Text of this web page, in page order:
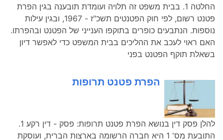
החלטה 1. בבית משפט זה תלויה ועומדת תובענה בגין הפרת
פטנט רשום, לפי חוק הפטנטים תשכ"ז - 1967, ובגין עילות
נוספות. הנתבעים כופרים בתוקפו הענייני של הפטנט ובהפרתו.
האם ראוי לעכב את ההליכים בבית המשפט כדי לאפשר דיון
בשאלת תוקף הפטנט בפני
הפרת פטנט תרופות
להלן פסק דין בנושא הפרת פטנט תרופות: פסק - דין רקע 1.
התובעת מס' 1 היא חברה הרשומה בארצות הברית, ועוסקת